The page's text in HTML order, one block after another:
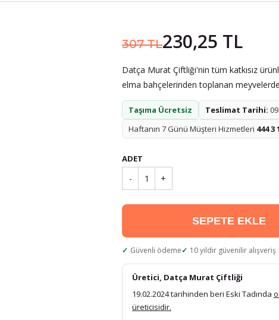
307 TL230,25 TL
Datça Murat Çiftliği'nin tüm katkısız
elma bahçelerinden toplanan
Taşıma Ücretsiz Teslimat Tarihi:
Haftanın 7 Günü Müşteri Hizmetleri 444 3
ADET
- 1 +
SEPETE EKLE
Güvenli ödeme 10 yıldır güvenilir alışveriş
Üretici, Datça Murat Çiftliği
19.02.2024 tarihinden beri Eski Tadında
üreticisidir.